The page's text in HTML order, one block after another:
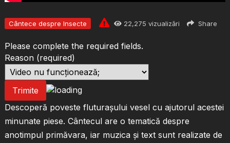
Cântece despre Insecte 22,275 vizualizări Share
Please complete the required fields.
Reason (required)
Trimite
Descoperă poveste fluturașului vesel cu ajutorul acestei
minunate piese. Cântecul are o tematică despre
anotimpul primăvara, iar muzica și text sunt realizate de